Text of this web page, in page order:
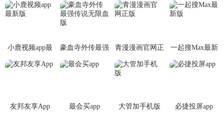
4. 错题回顾：自动记录用户的错题，支持错题重做和解析查
看，帮助用户巩固薄弱点。
5. 学习报告：定期生成学习报告，展示用户的学习进度、正
法考试、注册会计师等。
小鹿视频app最
新版
豪血寺外传最强
传说无限血版
青漫漫画官网正
版
一起搜Max最新
版
友邦友享App 最会买app 大管加手机版 必捷投屏app